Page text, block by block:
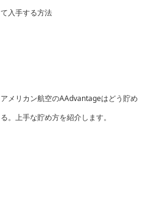
て入手する方法
アメリカン航空のAAdvantageはどう貯め
る。上手な貯め方を紹介します。